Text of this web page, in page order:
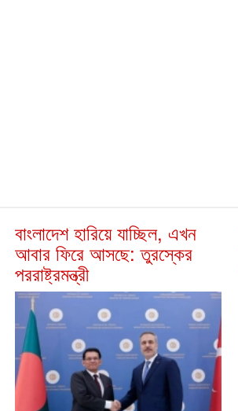
বাংলাদেশ হারিয়ে যাচ্ছিল, এখন
আবার ফিরে আসছে: তুরস্কের
পররাষ্ট্রমন্ত্রী